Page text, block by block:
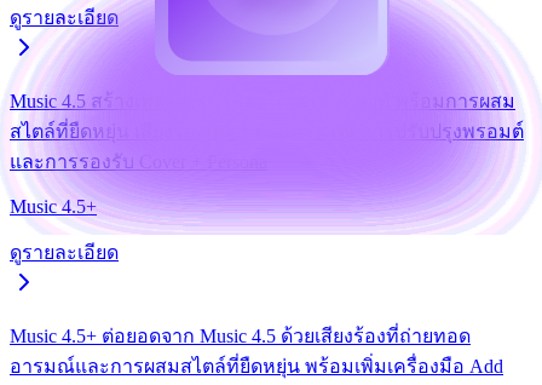
ดูรายละเอียด
Music 4.5 สร้างเพลงคุณภาพสูงได้สูงสุด 8 นาที พร้อมการผสม
สไตล์ที่ยืดหยุ่น เสียงร้องที่ถ่ายทอดอารมณ์ การปรับปรุงพรอมต์
และการรองรับ Cover + Persona
Music 4.5+
ดูรายละเอียด
Music 4.5+ ต่อยอดจาก Music 4.5 ด้วยเสียงร้องที่ถ่ายทอด
อารมณ์และการผสมสไตล์ที่ยืดหยุ่น พร้อมเพิ่มเครื่องมือ Add